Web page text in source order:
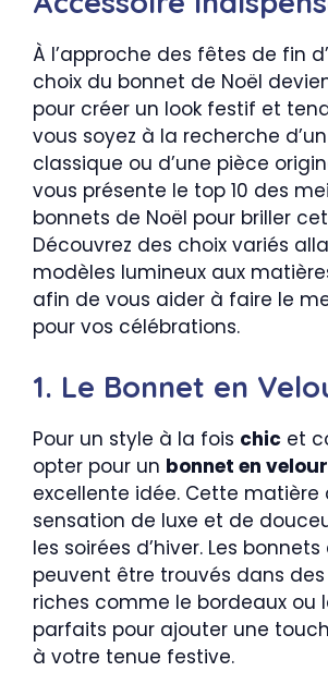
À l’approche des fêtes de fin
choix du bonnet de Noël
pour créer un look festif et
vous soyez à la recherche
classique ou d’une pièce
vous présente le top 10 des
bonnets de Noël pour briller
Découvrez des choix variés
modèles lumineux aux
afin de vous aider à faire le
pour vos célébrations.
1. Le Bonnet en
Pour un style à la fois chic et
opter pour un bonnet en
excellente idée. Cette matière
sensation de luxe et de
les soirées d’hiver. Les
peuvent être trouvés dans
riches comme le bordeaux ou
parfaits pour ajouter une
à votre tenue festive.